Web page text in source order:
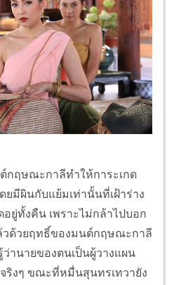
กฤษณะกาลีทำให้การะเกด
มีผินกับแย้มเท่านั้นที่เฝ้าร่าง
อยู่ทั้งคืน เพราะไม่กล้าไปบอก
วด้วยฤทธิ์ของมนต์กฤษณะกาลี
านายของตนเป็นผู้วางแผน
ริงๆ ขณะที่หมื่นสุนทรเทวายัง